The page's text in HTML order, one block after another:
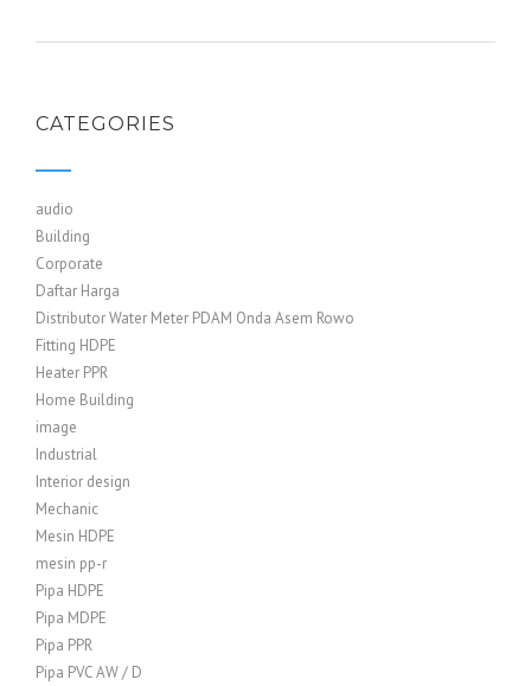
CATEGORIES
audio
Building
Corporate
Daftar Harga
Distributor Water Meter PDAM Onda Asem Rowo
Fitting HDPE
Heater PPR
Home Building
image
Industrial
Interior design
Mechanic
Mesin HDPE
mesin pp-r
Pipa HDPE
Pipa MDPE
Pipa PPR
Pipa PVC AW / D